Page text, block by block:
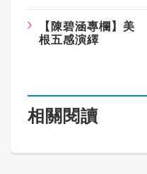
【陳碧涵專欄】美
根五感演繹
相關閱讀